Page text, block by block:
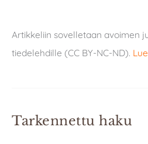
Artikkeliin sovelletaan avoimen
tiedelehdille (CC BY-NC-ND).
Tarkennettu haku